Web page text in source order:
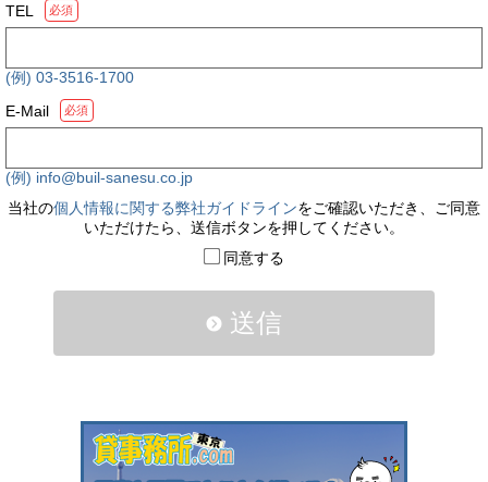
TEL
必須
(例) 03-3516-1700
E-Mail
必須
(例) info@buil-sanesu.co.jp
当社の個人情報に関する弊社ガイドラインをご確認いただき、ご同意
いただけたら、送信ボタンを押してください。
同意する
送信